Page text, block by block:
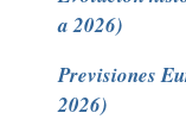
a 2026)
Previsiones
2026)